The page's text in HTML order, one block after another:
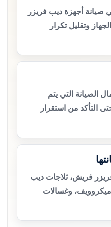
صيانة أجهزة ديب فريزر
وتقليل تكرار
التي يتم
التأكد من استقرار
فريش، ثلاجات ديب
وغسالات